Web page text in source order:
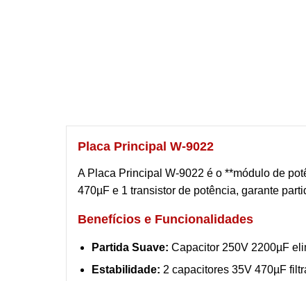
Placa Principal W-9022
A Placa Principal W-9022 é o **módulo de
470µF e 1 transistor de potência, garante
Benefícios e Funcionalidades
Partida Suave: Capacitor 250V 2200µF
Estabilidade: 2 capacitores 35V 470µF